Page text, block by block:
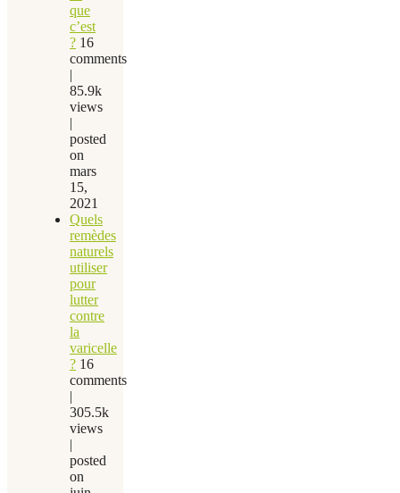
que
c’est
? 16
comments
|
85.9k
views
|
posted
on
mars
15,
2021
Quels
remèdes
naturels
utiliser
pour
lutter
contre
la
varicelle
? 16
comments
|
305.5k
views
|
posted
on